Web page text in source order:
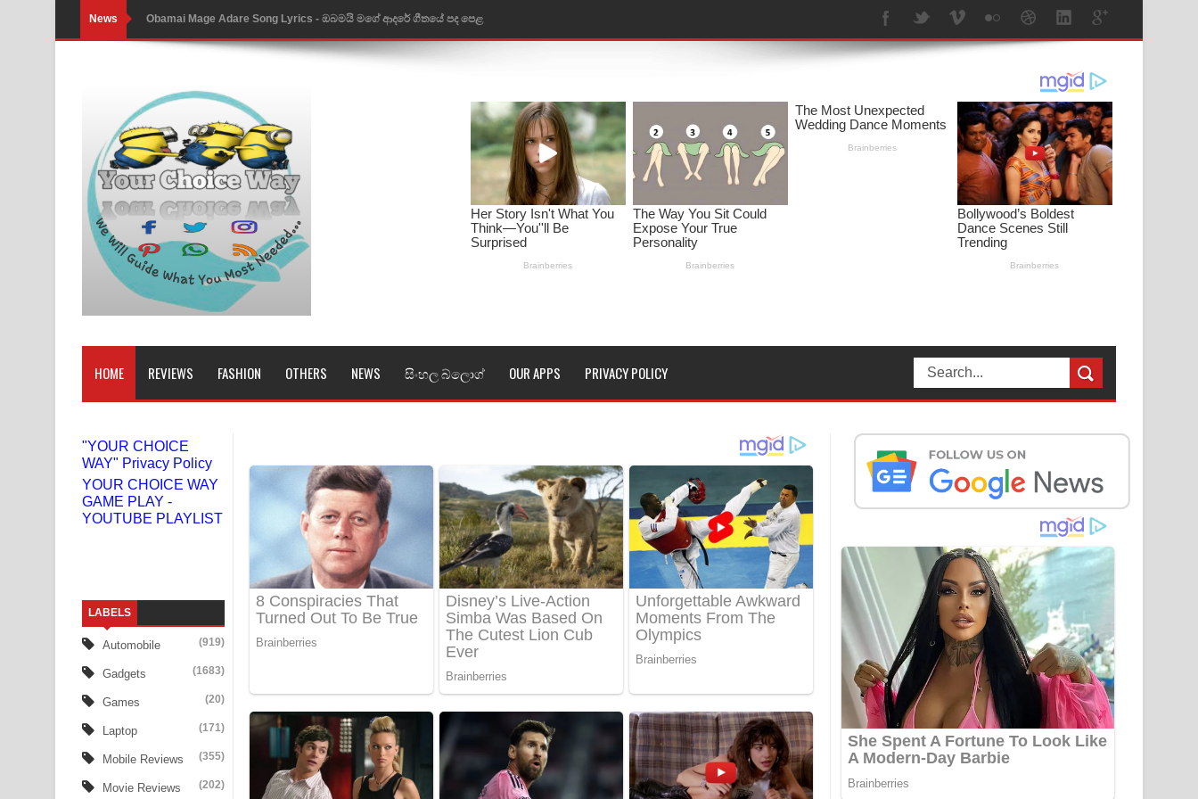
News Obamai Mage Adare Song Lyrics - ඔබමයි මගේ ආදරේ ගීතයේ පද පෙළ
Pansal Gihin Song Lyrics - පන්සල් ගිහිං ගීතයේ පද පෙළ
Ankeliya Song Lyrics - අංකෙළිය ගීතයේ පද පෙළ
DEAR GOD Song Lyrics - ඩියර් ගෝඩ් ගීතයේ පද පෙළ
MANAMALA KATHA Song Lyrics - මනමාල කතා ගීතයේ පද පෙළ
Dai Dai Lyrics - Shakira, Burna Boy | 2026 football world cup song lyrics
Lassana Amma Song Lyrics - ලස්සන අම්මා ගීතයේ පද පෙළ
Gemak Deela Song Lyrics - ගේමක් දීලා ගීතයේ පද පෙළ
Niwuna Numba Hinda Song Lyrics - නිවුනා නුඹ හින්දා ගීතයේ පද පෙළ
Benthara Palame Song Lyrics - බෙන්තර පාලමේ ගීතයේ පද පෙළ
Sanda Babalena Song Lyrics - සඳ බැබලෙන ගීතයේ පද පෙළ
Adare Wadi Nisa Song Lyrics - ආදරේ වැඩි නිසා ගීතයේ පද පෙළ
UNUHUMA Song Lyrics - උණුහුම ගීතයේ පද පෙළ
Katakara Song Lyrics - කටකාර ගීතයේ පද පෙළ
Tharu Yaye Dilena Song Lyrics - තරු යායේ දිලෙනා ගීතයේ පද පෙළ
Ow Man Sosa Song Lyrics - ඔව් මං සෝසා ගීතයේ පද පෙළ
Heavy Weight Song Lyrics
Aye Lanweela Song Lyrics - ආයේ ලංවීලා ගීතයේ පද පෙළ
HOME REVIEWS FASHION OTHERS NEWS සිංහල බ්ලොග් OUR APPS PRIVACY POLICY
"YOUR CHOICE
WAY" Privacy Policy
YOUR CHOICE WAY
GAME PLAY -
YOUTUBE PLAYLIST
LABELS
Automobile (919)
Gadgets (1683)
Games (20)
Laptop (171)
Mobile Reviews (355)
Movie Reviews (202)